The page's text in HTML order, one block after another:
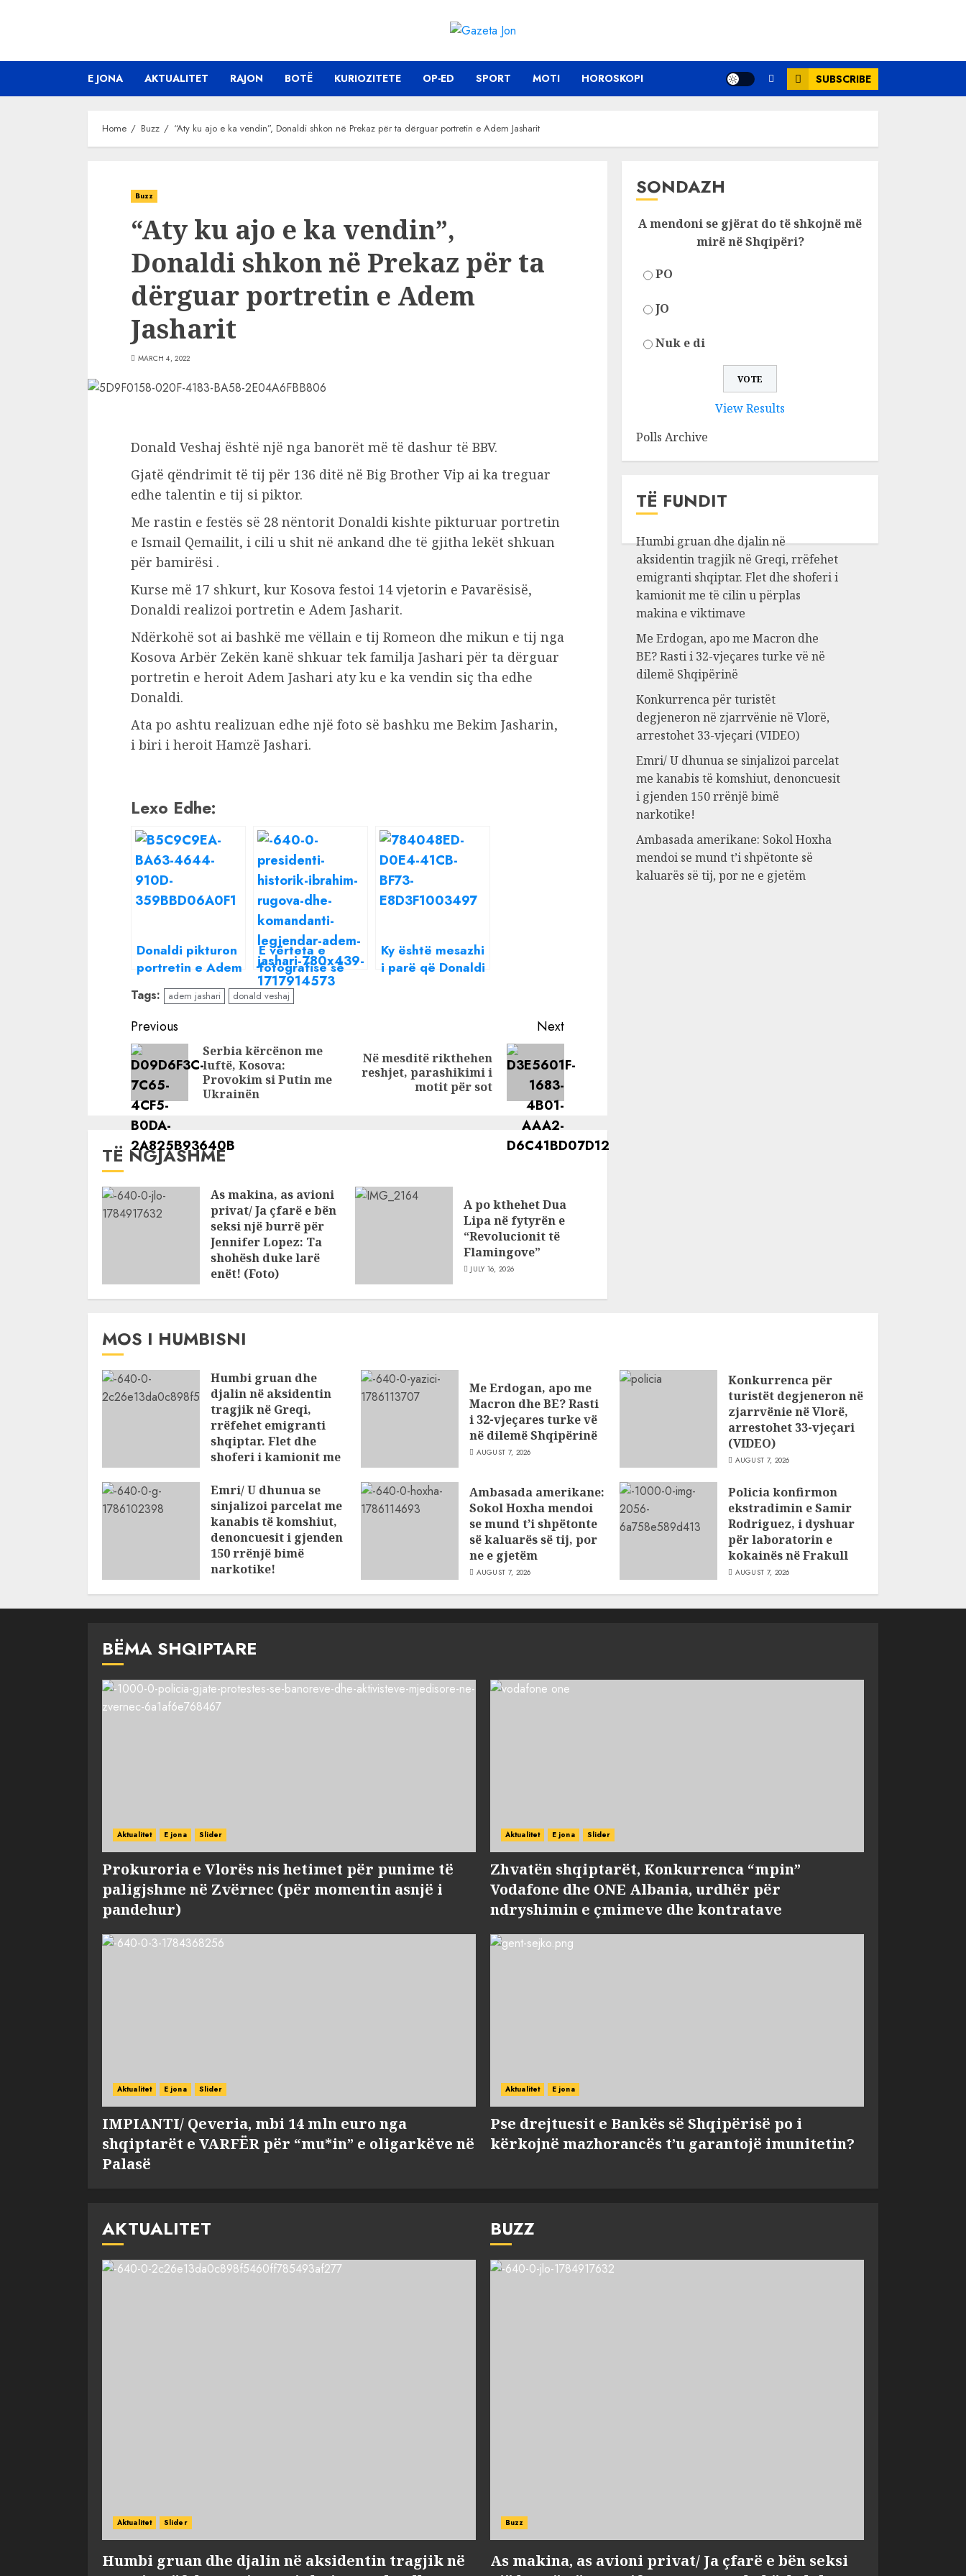
E JONA AKTUALITET RAJON BOTË KURIOZITETE OP-ED SPORT MOTI HOROSKOPI SUBSCRIBE
Home Buzz “Aty ku ajo e ka vendin”, Donaldi shkon në Prekaz për ta dërguar portretin e Adem Jasharit
Buzz
“Aty ku ajo e ka vendin”,
Donaldi shkon në Prekaz për ta
dërguar portretin e Adem
Jasharit
MARCH 4, 2022
Donald Veshaj është një nga banorët më të dashur të BBV.
Gjatë qëndrimit të tij për 136 ditë në Big Brother Vip ai ka treguar
edhe talentin e tij si piktor.
Me rastin e festës së 28 nëntorit Donaldi kishte pikturuar portretin
e Ismail Qemailit, i cili u shit në ankand dhe të gjitha lekët shkuan
për bamirësi .
Kurse më 17 shkurt, kur Kosova festoi 14 vjetorin e Pavarësisë,
Donaldi realizoi portretin e Adem Jasharit.
Ndërkohë sot ai bashkë me vëllain e tij Romeon dhe mikun e tij nga
Kosova Arbër Zekën kanë shkuar tek familja Jashari për ta dërguar
portretin e heroit Adem Jashari aty ku e ka vendin siç tha edhe
Donaldi.
Ata po ashtu realizuan edhe një foto së bashku me Bekim Jasharin,
i biri i heroit Hamzë Jashari.
Lexo Edhe:
Donaldi pikturon
portretin e Adem
Jasharit për
pavarësinë e
Kosovës
E vërteta e
fotografisë së
Adem Jasharit
dhe Ibrahim
Ky është mesazhi
i parë që Donaldi
Tags: adem jashari donald veshaj
Continue
Reading
Previous
Previous
Serbia kërcënon me
luftë, Kosova:
Provokim si Putin me
Ukrainën
Next
Next
Në mesditë rikthehen
reshjet, parashikimi i
motit për sot
TË NGJASHME
As makina, as avioni
privat/ Ja çfarë e bën
seksi një burrë për
Jennifer Lopez: Ta
shohësh duke larë
enët! (Foto)
A po kthehet Dua
Lipa në fytyrën e
“Revolucionit të
Flamingove”
JULY 16, 2026
SONDAZH
A mendoni se gjërat do të shkojnë më
mirë në Shqipëri?
PO
JO
Nuk e di
View Results
Polls Archive
TË FUNDIT
Humbi gruan dhe djalin në
aksidentin tragjik në Greqi, rrëfehet
emigranti shqiptar. Flet dhe shoferi i
kamionit me të cilin u përplas
makina e viktimave
Me Erdogan, apo me Macron dhe
BE? Rasti i 32-vjeçares turke vë në
dilemë Shqipërinë
Konkurrenca për turistët
degjeneron në zjarrvënie në Vlorë,
arrestohet 33-vjeçari (VIDEO)
Emri/ U dhunua se sinjalizoi parcelat
me kanabis të komshiut, denoncuesit
i gjenden 150 rrënjë bimë
narkotike!
Ambasada amerikane: Sokol Hoxha
mendoi se mund t’i shpëtonte së
kaluarës së tij, por ne e gjetëm
MOS I HUMBISNI
Humbi gruan dhe
djalin në aksidentin
tragjik në Greqi,
rrëfehet emigranti
shqiptar. Flet dhe
shoferi i kamionit me
makina e viktimave
AUGUST 7, 2026
Me Erdogan, apo me
Macron dhe BE? Rasti
i 32-vjeçares turke vë
në dilemë Shqipërinë
AUGUST 7, 2026
Konkurrenca për
turistët degjeneron në
zjarrvënie në Vlorë,
arrestohet 33-vjeçari
(VIDEO)
AUGUST 7, 2026
Emri/ U dhunua se
sinjalizoi parcelat me
kanabis të komshiut,
denoncuesit i gjenden
150 rrënjë bimë
narkotike!
Ambasada amerikane:
Sokol Hoxha mendoi
se mund t’i shpëtonte
së kaluarës së tij, por
ne e gjetëm
AUGUST 7, 2026
Policia konfirmon
ekstradimin e Samir
Rodriguez, i dyshuar
për laboratorin e
kokainës në Frakull
AUGUST 7, 2026
BËMA SHQIPTARE
Aktualitet E jona Slider
Prokuroria e Vlorës nis hetimet për punime të
paligjshme në Zvërnec (për momentin asnjë i
pandehur)
Aktualitet E jona Slider
Zhvatën shqiptarët, Konkurrenca “mpin”
Vodafone dhe ONE Albania, urdhër për
ndryshimin e çmimeve dhe kontratave
Aktualitet E jona Slider
IMPIANTI/ Qeveria, mbi 14 mln euro nga
shqiptarët e VARFËR për “mu*in” e oligarkëve në
Palasë
Aktualitet E jona
Pse drejtuesit e Bankës së Shqipërisë po i
kërkojnë mazhorancës t’u garantojë imunitetin?
AKTUALITET
Aktualitet Slider
Humbi gruan dhe djalin në aksidentin tragjik në
BUZZ
Buzz
As makina, as avioni privat/ Ja çfarë e bën seksi